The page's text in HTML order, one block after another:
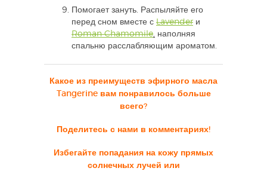
Помогает зануть. Распыляйте его
перед сном вместе с Lavender и
Roman Chamomile, наполняя
спальню расслабляющим ароматом.
Какое из преимуществ эфирного масла
Tangerine вам понравилось больше
всего?
Поделитесь с нами в комментариях!
Избегайте попадания на кожу прямых
солнечных лучей или